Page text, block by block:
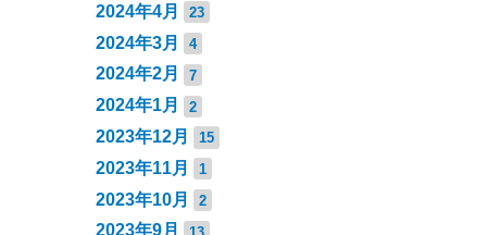
2024年4月 23
2024年3月 4
2024年2月 7
2024年1月 2
2023年12月 15
2023年11月 1
2023年10月 2
2023年9月 13